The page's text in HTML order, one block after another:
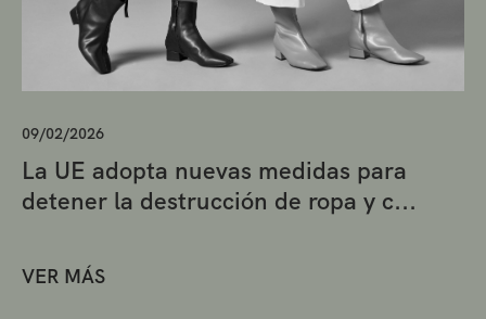
09/02/2026
La UE adopta nuevas medidas para
detener la destrucción de ropa y c...
VER MÁS